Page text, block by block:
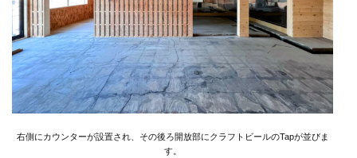
右側にカウンターが設置され、その後ろ開放部にクラフトビールのTapが並びま
す。